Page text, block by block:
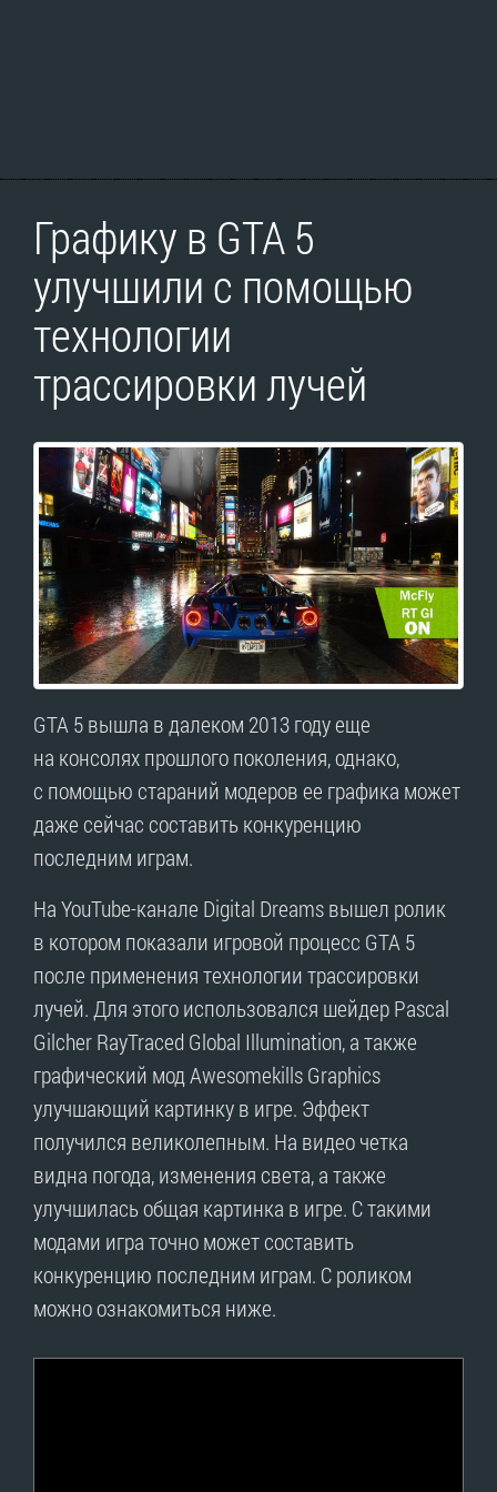
Графику в GTA 5
улучшили с помощью
технологии
трассировки лучей
GTA 5 вышла в далеком 2013 году еще
на консолях прошлого поколения, однако,
с помощью стараний модеров ее графика может
даже сейчас составить конкуренцию
последним играм.
На YouTube-канале Digital Dreams вышел ролик
в котором показали игровой процесс GTA 5
после применения технологии трассировки
лучей. Для этого использовался шейдер Pascal
Gilcher RayTraced Global Illumination, а также
графический мод Awesomekills Graphics
улучшающий картинку в игре. Эффект
получился великолепным. На видео четка
видна погода, изменения света, а также
улучшилась общая картинка в игре. С такими
модами игра точно может составить
конкуренцию последним играм. С роликом
можно ознакомиться ниже.